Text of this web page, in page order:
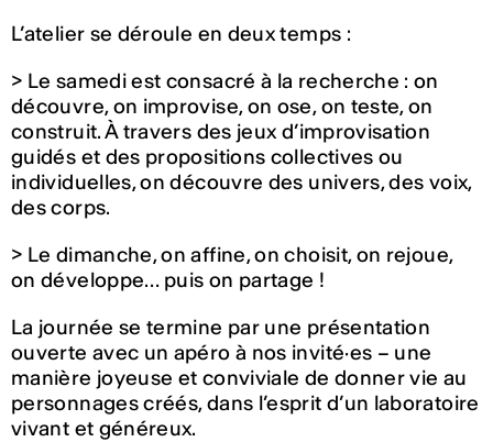
L’atelier se déroule en deux temps :
> Le samedi est consacré à la recherche : on
découvre, on improvise, on ose, on teste, on
construit. À travers des jeux d’improvisation
guidés et des propositions collectives ou
individuelles, on découvre des univers, des voix,
des corps.
> Le dimanche, on affine, on choisit, on rejoue,
on développe… puis on partage !
La journée se termine par une présentation
ouverte avec un apéro à nos invité·es – une
manière joyeuse et conviviale de donner vie au
personnages créés, dans l’esprit d’un laboratoire
vivant et généreux.